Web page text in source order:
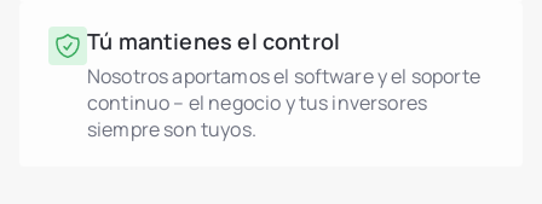
Tú mantienes el control
Nosotros aportamos el software y el soporte
continuo – el negocio y tus inversores
siempre son tuyos.